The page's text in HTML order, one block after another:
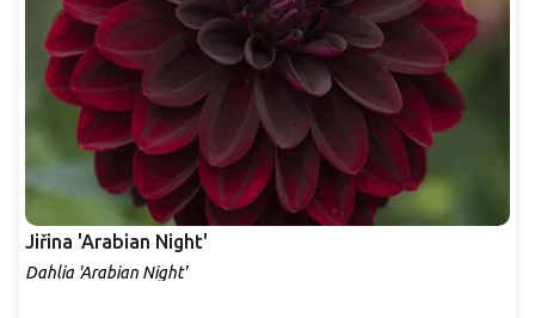
Jiřina 'Arabian Night'
Dahlia 'Arabian Night'